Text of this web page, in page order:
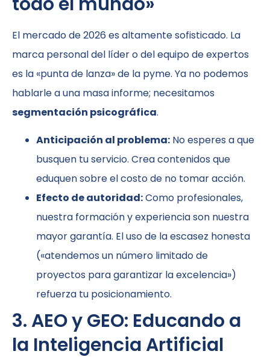
El mercado de 2026 es altamente sofisticado. La
marca personal del líder o del equipo de expertos
es la «punta de lanza» de la pyme. Ya no podemos
hablarle a una masa informe; necesitamos
segmentación psicográfica.
Anticipación al problema: No esperes a que
busquen tu servicio. Crea contenidos que
eduquen sobre el costo de no tomar acción.
Efecto de autoridad:Como profesionales,
nuestra formación y experiencia son nuestra
mayor garantía. El uso de la escasez honesta
(«atendemos un número limitado de
proyectos para garantizar la excelencia»)
refuerza tu posicionamiento.
3. AEO y GEO: Educando a
la Inteligencia Artificial